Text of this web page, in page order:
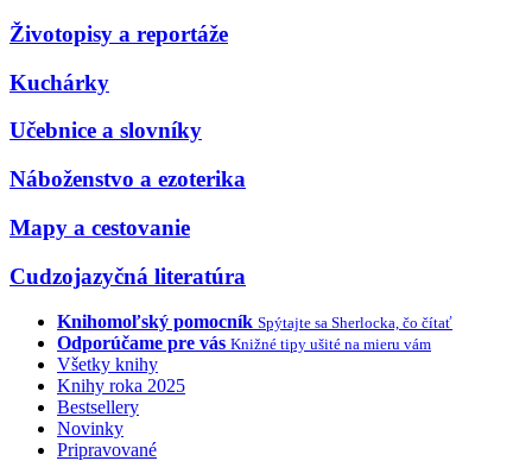
Životopisy a reportáže
Kuchárky
Učebnice a slovníky
Náboženstvo a ezoterika
Mapy a cestovanie
Cudzojazyčná literatúra
Knihomoľský pomocník Spýtajte sa Sherlocka, čo čítať
Odporúčame pre vás Knižné tipy ušité na mieru vám
Všetky knihy
Knihy roka 2025
Bestsellery
Novinky
Pripravované